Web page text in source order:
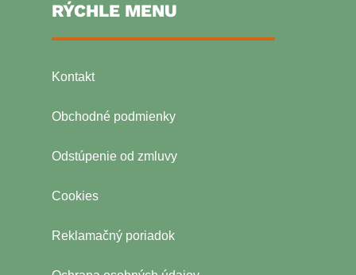
RÝCHLE MENU
Kontakt
Obchodné podmienky
Odstúpenie od zmluvy
Cookies
Reklamačný poriadok